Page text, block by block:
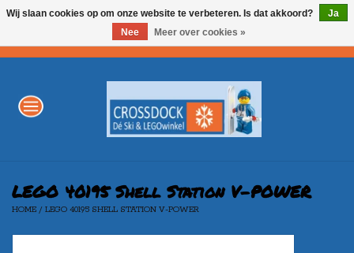
WINTERSPORT
LEGO
AKTIE
LEGO 40195 Shell Station V-POWER
HOME / LEGO 40195 SHELL STATION V-POWER
Wij slaan cookies op om onze website te verbeteren. Is dat akkoord?
Ja
Nee
Meer over cookies »